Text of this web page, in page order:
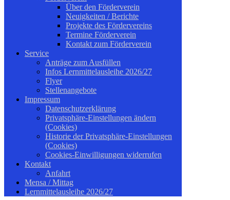
Über den Förderverein
Neuigkeiten / Berichte
Projekte des Fördervereins
Termine Förderverein
Kontakt zum Förderverein
Service
Anträge zum Ausfüllen
Infos Lernmittelausleihe 2026/27
Flyer
Stellenangebote
Impressum
Datenschutzerklärung
Privatsphäre-Einstellungen ändern
(Cookies)
Historie der Privatsphäre-Einstellungen
(Cookies)
Cookies-Einwilligungen widerrufen
Kontakt
Anfahrt
Mensa / Mittag
Lernmittelausleihe 2026/27